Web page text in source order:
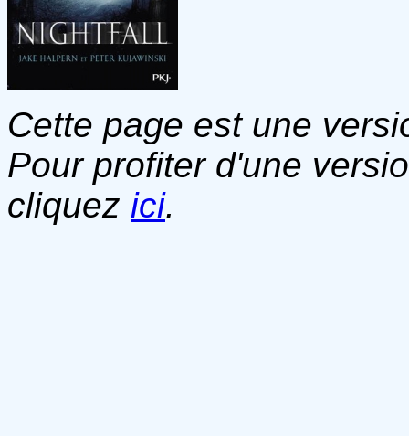
Cette page est une
Pour profiter d'une
cliquez ici.